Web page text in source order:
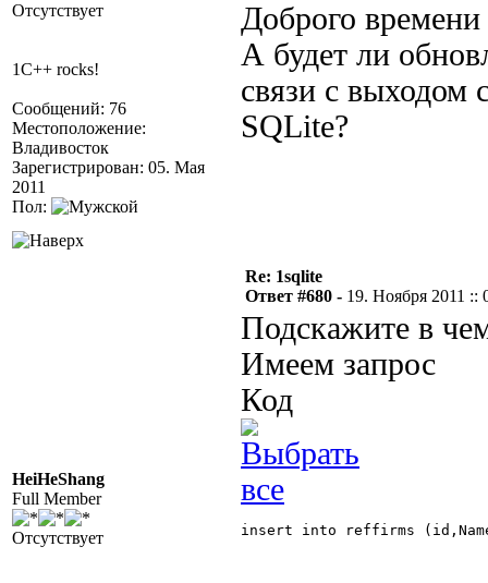
Отсутствует
1C++ rocks!
Сообщений: 76
Местоположение:
Владивосток
Зарегистрирован: 05. Мая
2011
Пол:
Доброго времени
А будет ли
связи с выходом
SQLite?
HeiHeShang
Full Member
Отсутствует
Re: 1sqlite
Ответ #680 - 19. Ноября 2011 ::
Подскажите в
Имеем запрос
Код
insert into reffirms